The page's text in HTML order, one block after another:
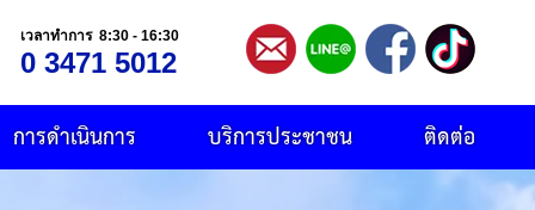
เวลาทำการ 8:30 - 16:30
0 3471 5012
ติดต่อ
บริการประชาชน
การดำเนินการ